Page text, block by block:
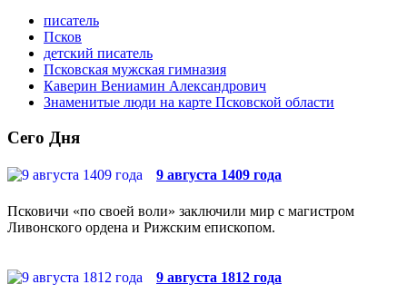
писатель
Псков
детский писатель
Псковская мужская гимназия
Каверин Вениамин Александрович
Знаменитые люди на карте Псковской области
Сего Дня
9 августа 1409 года
Псковичи «по своей воли» заключили мир с магистром
Ливонского ордена и Рижским епископом.
9 августа 1812 года